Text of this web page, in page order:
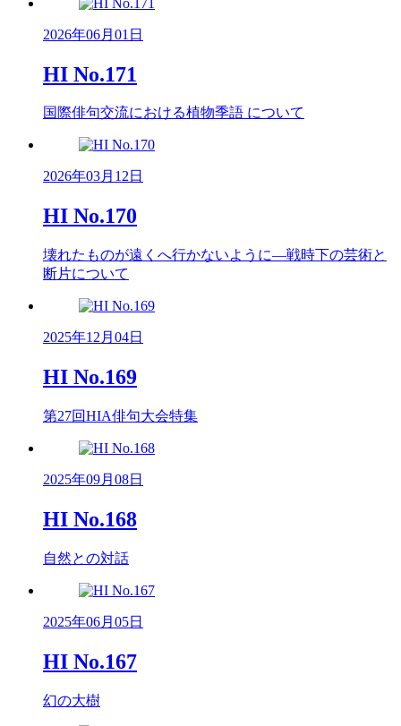
2026年06月01日
HI No.171
国際俳句交流における植物季語 について
2026年03月12日
HI No.170
壊れたものが遠くへ行かないように―戦時下の芸術と
断片について
2025年12月04日
HI No.169
第27回HIA俳句大会特集
2025年09月08日
HI No.168
自然との対話
2025年06月05日
HI No.167
幻の大樹